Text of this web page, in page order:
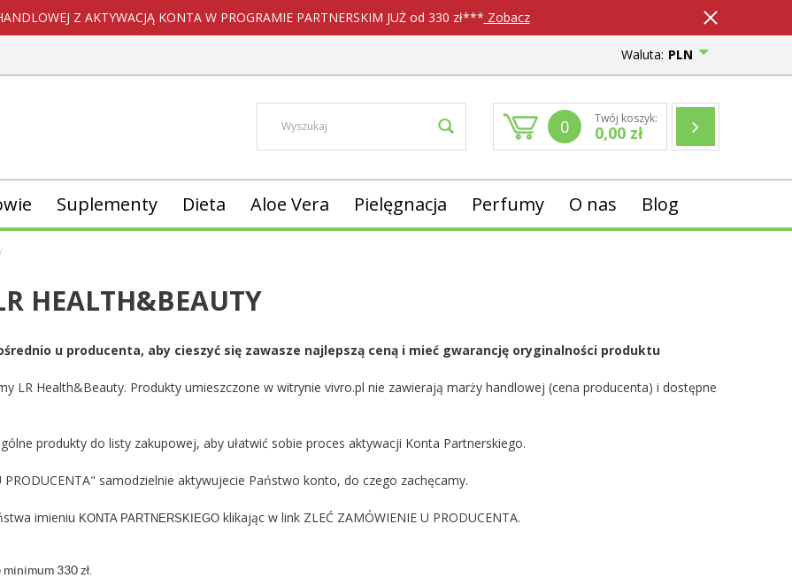
Z AKTYWACJĄ KONTA W PROGRAMIE PARTNERSKIM JUŻ od 330 zł*** Zobacz
Waluta: PLN
0 Twój koszyk:
0,00 zł
Suplementy Dieta Aloe Vera Pielęgnacja Perfumy O nas Blog
HEALTH&BEAUTY
u producenta, aby cieszyć się zawasze najlepszą ceną i mieć gwarancję oryginalności produktu
LR Health&Beauty. Produkty umieszczone w witrynie vivro.pl nie zawierają marży handlowej (cena producenta) i dostępne
produkty do listy zakupowej, aby ułatwić sobie proces aktywacji Konta Partnerskiego.
PRODUCENTA" samodzielnie aktywujecie Państwo konto, do czego zachęcamy.
imieniu KONTA PARTNERSKIEGO klikając w link ZLEĆ ZAMÓWIENIE U PRODUCENTA.
330 zł.